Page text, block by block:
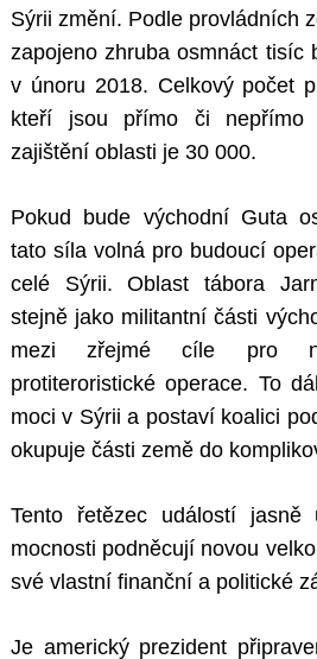
Sýrii změní. Podle provládních
zapojeno zhruba osmnáct tisíc
v únoru 2018. Celkový počet
kteří jsou přímo či
zajištění oblasti je 30 000.
Pokud bude východní Guta
tato síla volná pro budoucí
celé Sýrii. Oblast tábora
stejně jako militantní části
mezi zřejmé cíle pro
protiteroristické operace. To
moci v Sýrii a postaví koalici
okupuje části země do
Tento řetězec událostí jasně
mocnosti podněcují novou
své vlastní finanční a politické
Je americký prezident